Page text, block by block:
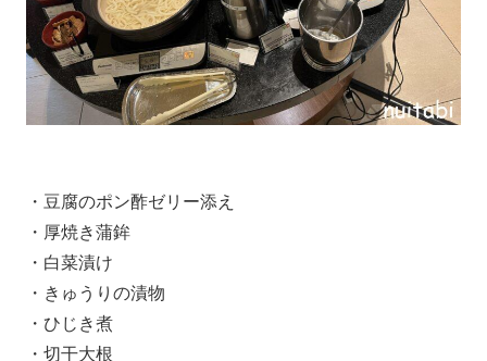
・豆腐のポン酢ゼリー添え
・厚焼き蒲鉾
・白菜漬け
・きゅうりの漬物
・ひじき煮
・切干大根